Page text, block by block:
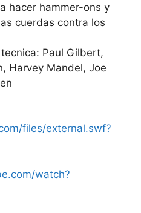
hacer hammer-ons y
cuerdas contra los
Paul Gilbert,
Harvey Mandel, Joe
files/external.swf?
watch?